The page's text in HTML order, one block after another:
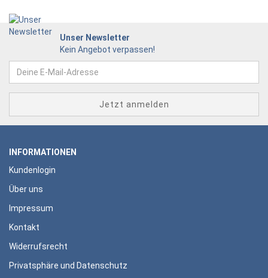
Unser Newsletter
Kein Angebot verpassen!
INFORMATIONEN
Kundenlogin
Über uns
Impressum
Kontakt
Widerrufsrecht
Privatsphäre und Datenschutz